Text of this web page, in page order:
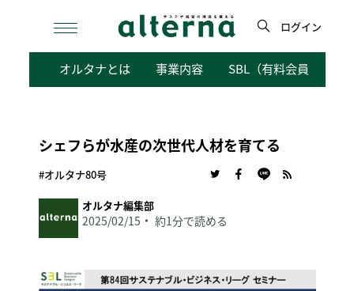
検
ログイン
オルタナとは 事業内容 SBL（有料会員向けサ
シェフらが水産の次世代人材を育てる
#オルタナ80号
オルタナ編集部
2025/02/15 約1分で読める